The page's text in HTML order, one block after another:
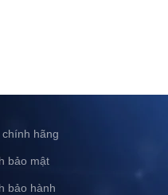
hãng
bảo mật
bảo hành